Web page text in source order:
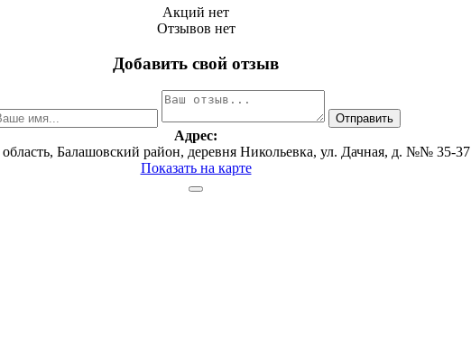
Акций нет
Отзывов нет
Добавить свой отзыв
Адрес:
область, Балашовский район, деревня Никольевка, ул. Дачная, д. №№ 35-37
Показать на карте